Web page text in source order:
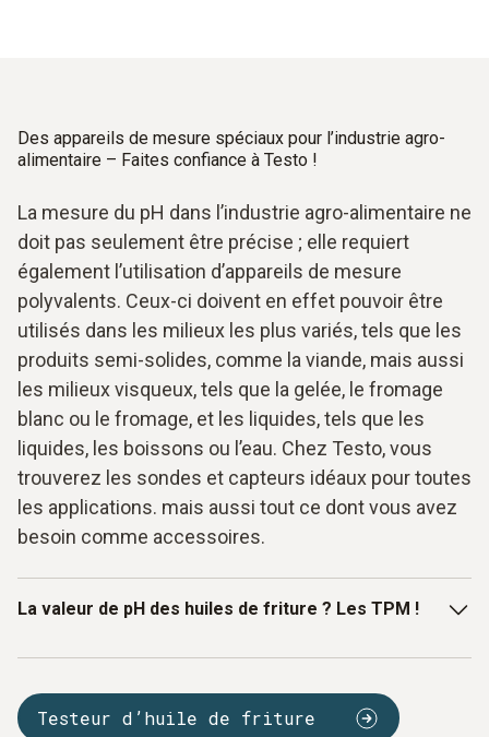
Des appareils de mesure spéciaux pour l’industrie agro-
alimentaire – Faites confiance à Testo !
La mesure du pH dans l’industrie agro-alimentaire ne
doit pas seulement être précise ; elle requiert
également l’utilisation d’appareils de mesure
polyvalents. Ceux-ci doivent en effet pouvoir être
utilisés dans les milieux les plus variés, tels que les
produits semi-solides, comme la viande, mais aussi
les milieux visqueux, tels que la gelée, le fromage
blanc ou le fromage, et les liquides, tels que les
liquides, les boissons ou l’eau. Chez Testo, vous
trouverez les sondes et capteurs idéaux pour toutes
les applications. mais aussi tout ce dont vous avez
besoin comme accessoires.
La valeur de pH des huiles de friture ? Les TPM !
de routine les plus fréquentes dans la restauration. De
simples contrôles visuels ou olfactifs ne suffisent pas
Testeur d’huile de friture